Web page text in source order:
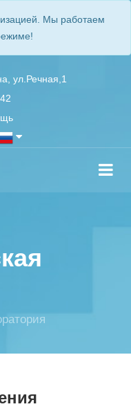
Мы работаем
ул.Речная,1